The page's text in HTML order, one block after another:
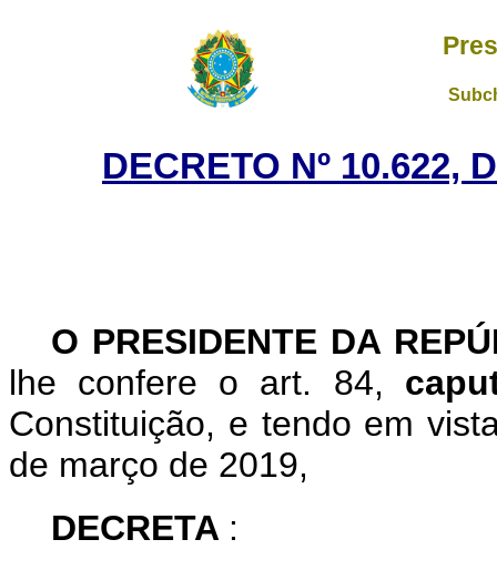
DECRETO Nº 10.622,
O PRESIDENTE DA
lhe confere o art. 84,
Constituição, e tendo em
de março de 2019,
DECRETA :